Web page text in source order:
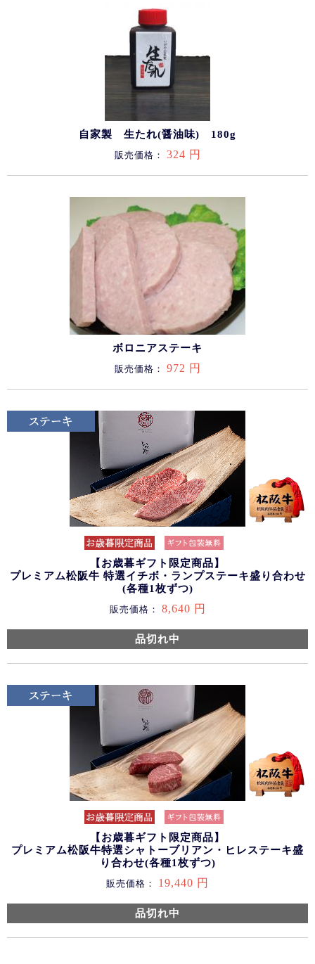
自家製 生たれ(醤油味) 180g
販売価格： 324 円
ボロニアステーキ
販売価格： 972 円
【お歳暮ギフト限定商品】
プレミアム松阪牛 特選イチボ・ランプステーキ盛り合わせ
(各種1枚ずつ)
販売価格： 8,640 円
品切れ中
【お歳暮ギフト限定商品】
プレミアム松阪牛特選シャトーブリアン・ヒレステーキ盛
り合わせ(各種1枚ずつ)
販売価格： 19,440 円
品切れ中